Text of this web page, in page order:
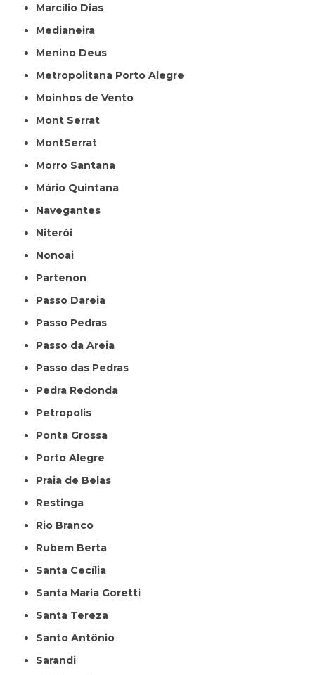
Marcílio Dias
Medianeira
Menino Deus
Metropolitana Porto Alegre
Moinhos de Vento
Mont Serrat
MontSerrat
Morro Santana
Mário Quintana
Navegantes
Niterói
Nonoai
Partenon
Passo Dareia
Passo Pedras
Passo da Areia
Passo das Pedras
Pedra Redonda
Petropolis
Ponta Grossa
Porto Alegre
Praia de Belas
Restinga
Rio Branco
Rubem Berta
Santa Cecília
Santa Maria Goretti
Santa Tereza
Santo Antônio
Sarandi